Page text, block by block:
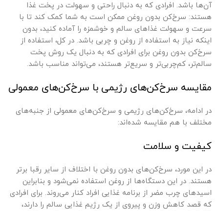
آن‌ها باشد. افرادی که به دنبال راحتی و سهولت در پخت غذا
هستند: سرخ‌کن بدون روغن ممکن است به شما کمک کند تا با
سرعت و سهولت غذاهای سالم و خوشمزه را آماده کنید، بدون
اینکه نیاز به استفاده از روغن و چربی باشد. در کل، استفاده از
سرخ‌کن بدون روغن برای افرادی که به دنبال یک روش پخت
سالم‌تر، کم‌چربی‌تر و سریع‌تر هستند، می‌تواند مناسب باشد.
مقایسه سرخ‌کن‌های رژیمی با سرخ‌کن‌های معمولی
در ادامه، سرخ‌کن‌های رژیمی و سرخ‌کن‌های معمولی از جنبه‌های
مختلف با هم مقایسه شده‌اند:
کیفیت و سلامت
در این مورد، سرخ‌کن‌های بدون روغن با اختلاف از سایر رقبا برتر
هستند. در این دستگاه‌ها از روغن استفاده نمی‌شود و بنابراین
اسید‌های چرب مضر از برنامه غذایی افراد کنار می‌روند. برای افرادی
که قصد کاهش وزن و پیروی از یک رژیم غذایی سالم را دارند،